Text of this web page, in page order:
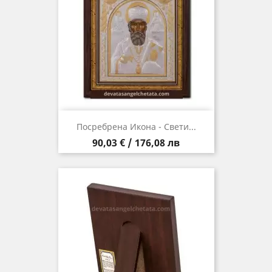
Посребрена Икона - Свети...
Цена
90,03 € / 176,08 лв